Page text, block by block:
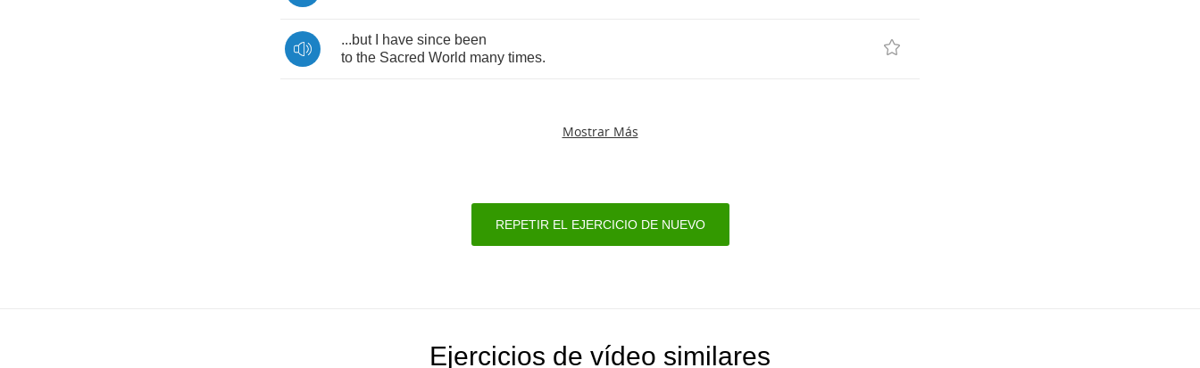
...but have since been
to the Sacred World many times.
Mostrar Más
REPETIR EL EJERCICIO DE NUEVO
Ejercicios de vídeo similares